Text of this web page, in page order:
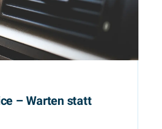
– Warten statt